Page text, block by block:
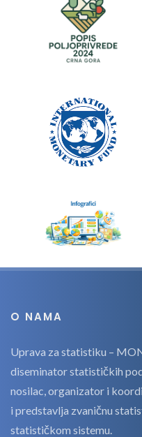
O NAMA
Uprava za statistiku –
diseminator statističkih
nosilac, organizator i
i predstavlja zvaničnu
statističkom sistemu.